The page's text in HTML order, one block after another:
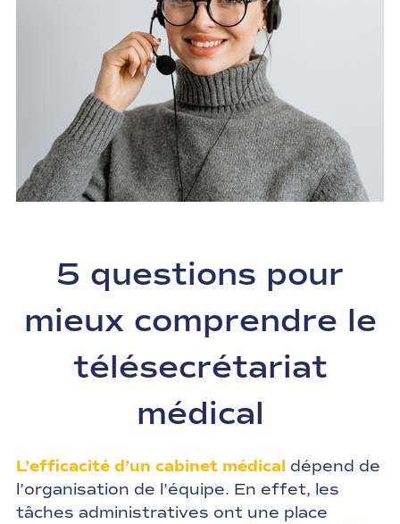
5 questions pour
mieux comprendre le
télésecrétariat
médical
L’efficacité d’un cabinet médical dépend de
l’organisation de l’équipe. En effet, les
tâches administratives ont une place